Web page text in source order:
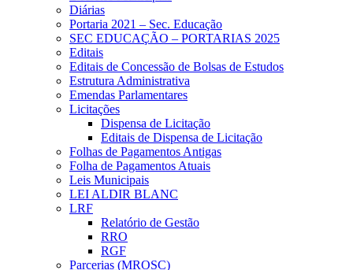
Diárias
Portaria 2021 – Sec. Educação
SEC EDUCAÇÃO – PORTARIAS 2025
Editais
Editais de Concessão de Bolsas de Estudos
Estrutura Administrativa
Emendas Parlamentares
Licitações
Dispensa de Licitação
Editais de Dispensa de Licitação
Folhas de Pagamentos Antigas
Folha de Pagamentos Atuais
Leis Municipais
LEI ALDIR BLANC
LRF
Relatório de Gestão
RRO
RGF
Parcerias (MROSC)